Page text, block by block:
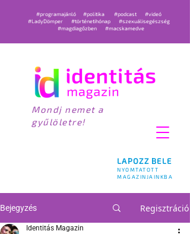
LAPOZZ BELE
NYOMTATOTT
MAGAZINJAINKBA
#programajánló #politika #podcast
#videó
#LadyDömper
#történetihónap
#szexuálisegészség
#magdiagőzben
#macskamedve
Mondj nemet a
gyűlöletre!
Bejegyzés Regisztráció
Identitás Magazin